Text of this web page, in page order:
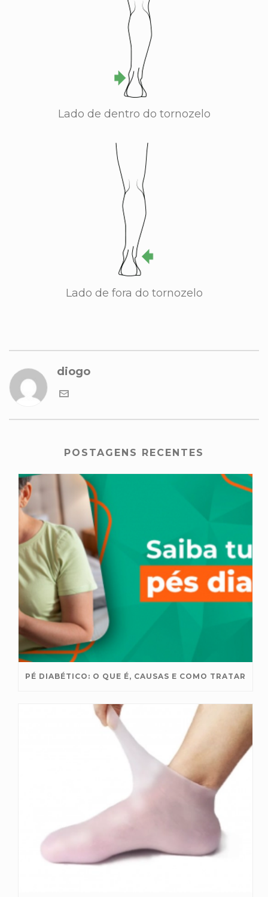
Lado de dentro do tornozelo
Lado de fora do tornozelo
diogo
POSTAGENS RECENTES
PÉ DIABÉTICO: O QUE É, CAUSAS E COMO TRATAR